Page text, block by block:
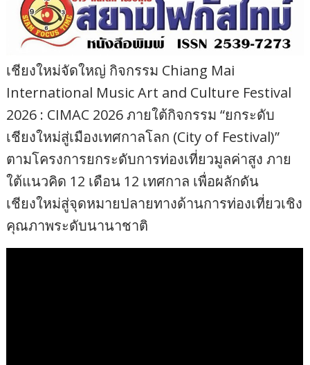
เชียงใหม่จัดใหญ่ กิจกรรม Chiang Mai
International Music Art and Culture Festival
2026 : CIMAC 2026 ภายใต้กิจกรรม “ยกระดับ
เชียงใหม่สู่เมืองเทศกาลโลก (City of Festival)”
ตามโครงการยกระดับการท่องเที่ยวมูลค่าสูง ภาย
ใต้แนวคิด 12 เดือน 12 เทศกาล เพื่อผลักดัน
เชียงใหม่สู่จุดหมายปลายทางด้านการท่องเที่ยวเชิง
คุณภาพระดับนานาชาติ